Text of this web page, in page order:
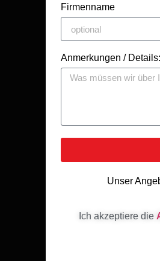
Firmenname
Anmerkungen / Details:
Unser
Ich akzeptiere die